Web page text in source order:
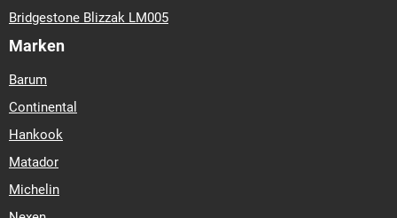
Bridgestone Blizzak LM005
Marken
Barum
Continental
Hankook
Matador
Michelin